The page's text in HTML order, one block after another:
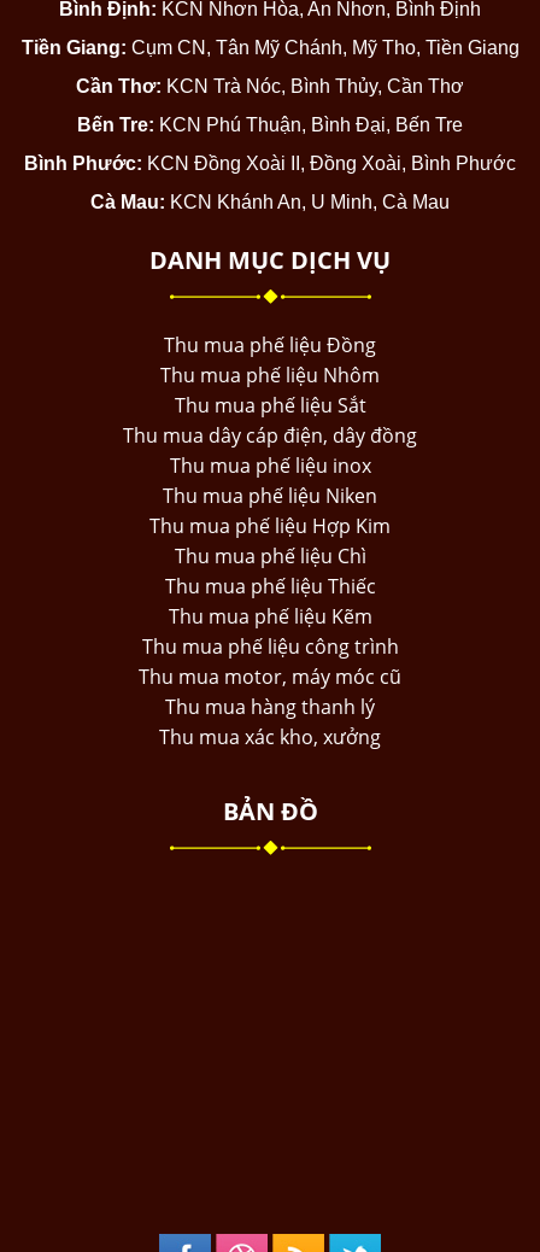
Bình Định: KCN Nhơn Hòa, An Nhơn, Bình Định
Tiền Giang: Cụm CN, Tân Mỹ Chánh, Mỹ Tho, Tiền Giang
Cần Thơ: KCN Trà Nóc, Bình Thủy, Cần Thơ
Bến Tre: KCN Phú Thuận, Bình Đại, Bến Tre
Bình Phước: KCN Đồng Xoài II, Đồng Xoài, Bình Phước
Cà Mau: KCN Khánh An, U Minh, Cà Mau
DANH MỤC DỊCH VỤ
Thu mua phế liệu Đồng
Thu mua phế liệu Nhôm
Thu mua phế liệu Sắt
Thu mua dây cáp điện, dây đồng
Thu mua phế liệu inox
Thu mua phế liệu Niken
Thu mua phế liệu Hợp Kim
Thu mua phế liệu Chì
Thu mua phế liệu Thiếc
Thu mua phế liệu Kẽm
Thu mua phế liệu công trình
Thu mua motor, máy móc cũ
Thu mua hàng thanh lý
Thu mua xác kho, xưởng
BẢN ĐỒ